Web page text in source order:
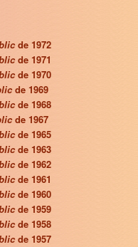
de 1972
de 1971
de 1970
de 1969
de 1968
de 1967
de 1965
de 1963
de 1962
de 1961
de 1960
de 1959
de 1958
de 1957